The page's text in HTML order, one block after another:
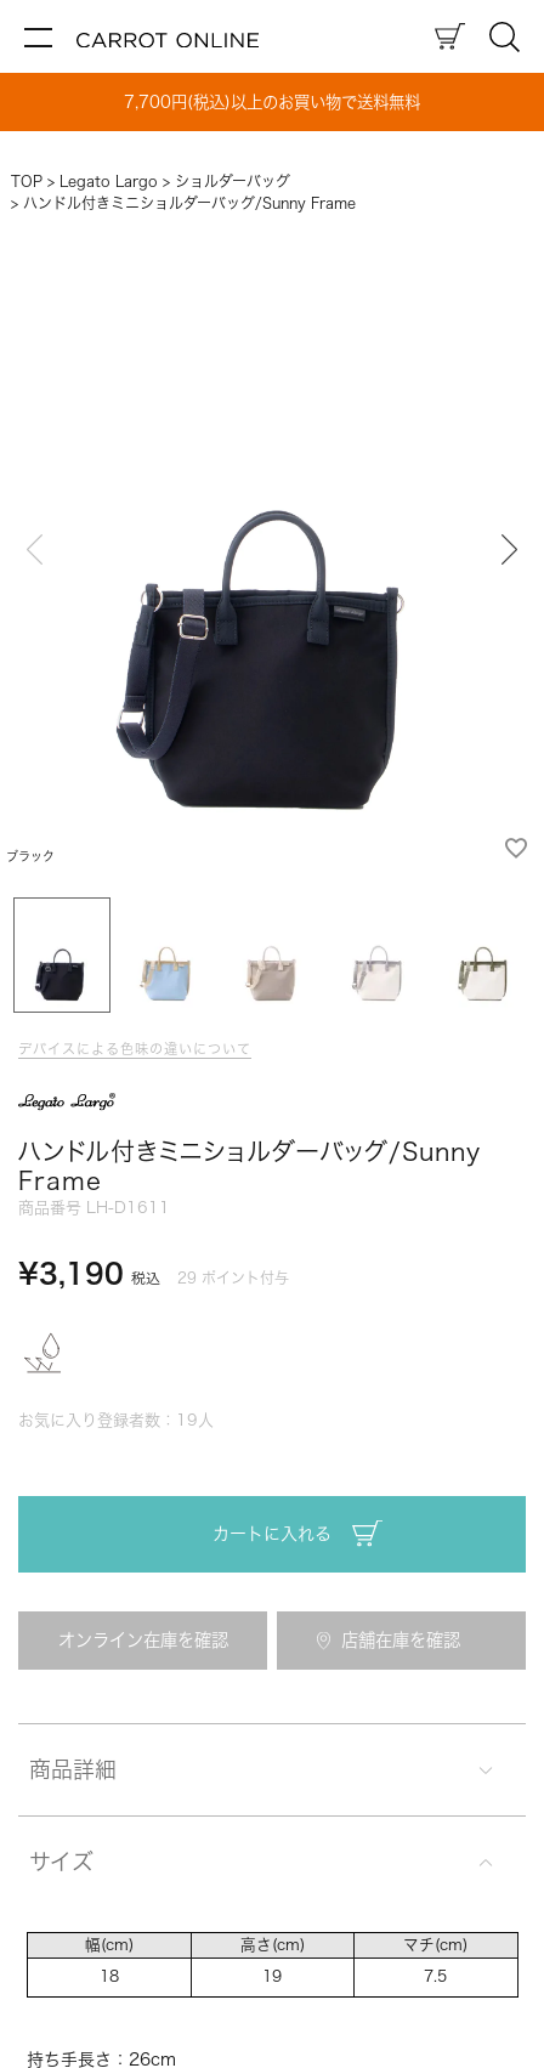
7,700円(税込)以上のお買い物で送料無料
TOP Legato Largo
ショルダーバッグ
ハンドル付きミニショルダーバッグ/Sunny Frame
ブラック
デバイスによる色味の違いについて
ハンドル付きミニショルダーバッグ/Sunny
Frame
商品番号 LH-D1611
¥3,190 税込 29 ポイント付与
お気に入り登録者数： 19 人
カートに入れる
オンライン在庫を確認 店舗在庫を確認
商品詳細
サイズ
幅(cm)
18
高さ(cm)
19
マチ(cm)
7.5
持ち手長さ：26cm